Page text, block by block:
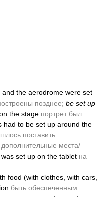
and the aerodrome were set
позднее; be set up
the stage портрет был
had to be set up around the
поставить
дополнительные места/
set up on the tablet на
food (with clothes, with cars,
быть обеспеченным